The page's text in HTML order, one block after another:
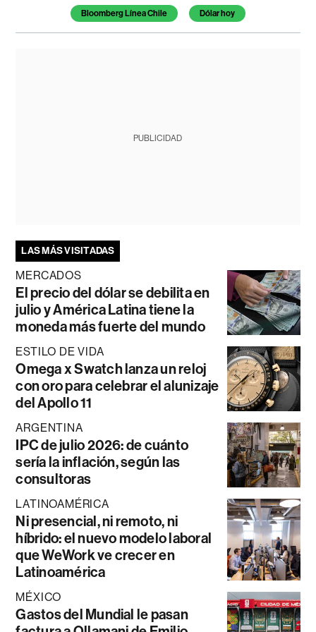
Bloomberg Línea Chile Dólar hoy
PUBLICIDAD
LAS MÁS VISITADAS
MERCADOS
El precio del dólar se debilita en
julio y América Latina tiene la
moneda más fuerte del mundo
ESTILO DE VIDA
Omega x Swatch lanza un reloj
con oro para celebrar el alunizaje
del Apollo 11
ARGENTINA
IPC de julio 2026: de cuánto
sería la inflación, según las
consultoras
LATINOAMÉRICA
Ni presencial, ni remoto, ni
híbrido: el nuevo modelo laboral
que WeWork ve crecer en
Latinoamérica
MÉXICO
Gastos del Mundial le pasan